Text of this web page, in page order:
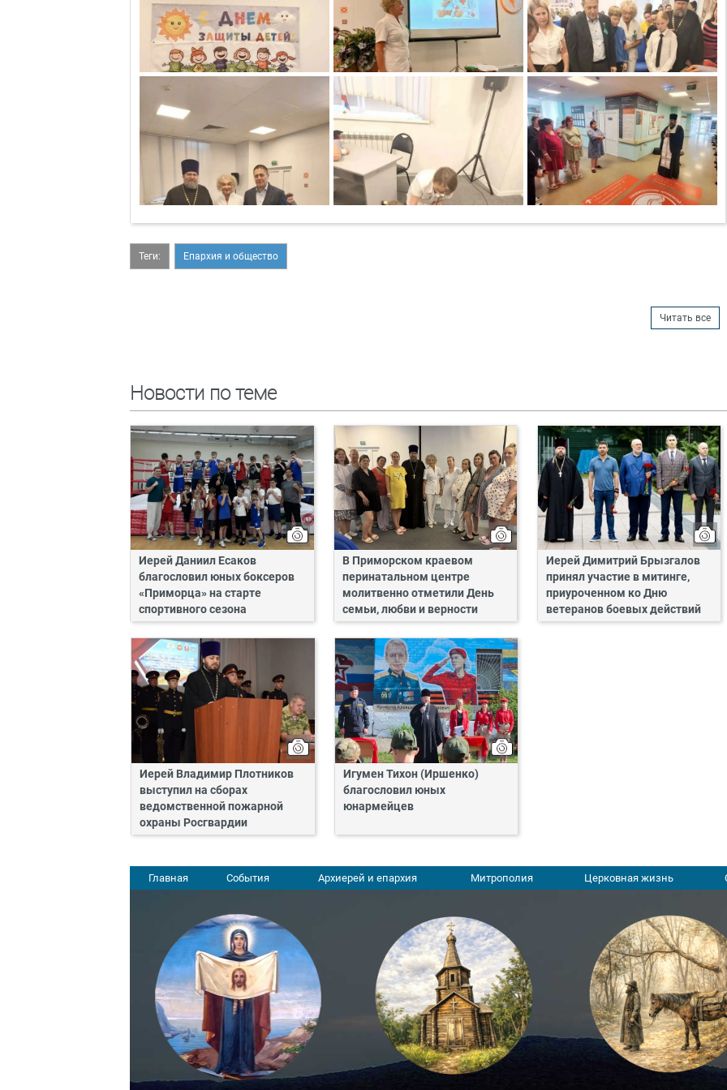
Теги: Епархия и общество
Читать все
Новости по теме
Иерей Даниил Есаков
благословил юных боксеров
«Приморца» на старте
спортивного сезона
В Приморском краевом
перинатальном центре
молитвенно отметили День
семьи, любви и верности
Иерей Димитрий Брызгалов
принял участие в митинге,
приуроченном ко Дню
ветеранов боевых действий
Иерей Владимир Плотников
выступил на сборах
ведомственной пожарной
охраны Росгвардии
Игумен Тихон (Иршенко)
благословил юных
юнармейцев
Главная События Архиерей и епархия Митрополия Церковная жизнь